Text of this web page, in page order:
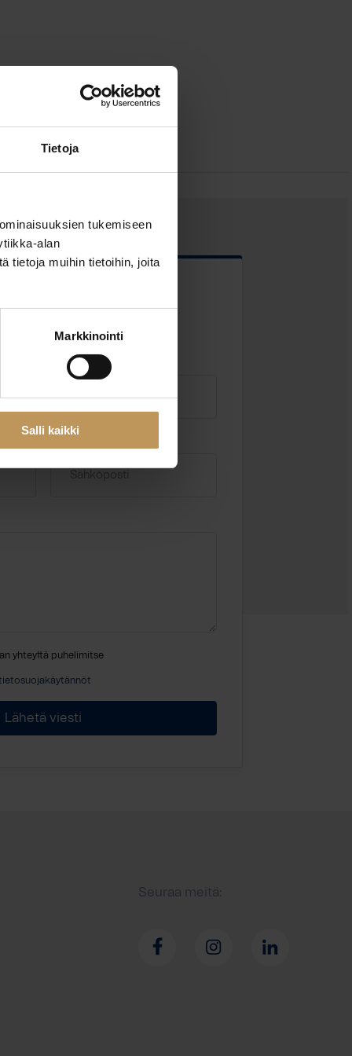
Tietoja
tukemiseen
alan
tietoja muihin tietoihin, joita
Markkinointi
Salli kaikki
yhteyttä puhelimitse
Seuraa meitä: